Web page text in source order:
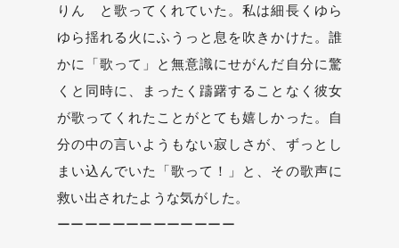
りん と歌ってくれていた。私は細長くゆら
ゆら揺れる火にふうっと息を吹きかけた。誰
かに「歌って」と無意識にせがんだ自分に驚
くと同時に、まったく躊躇することなく彼女
が歌ってくれたことがとても嬉しかった。自
分の中の言いようもない寂しさが、ずっとし
まい込んでいた「歌って！」と、その歌声に
救い出されたような気がした。
ーーーーーーーーーーーーー